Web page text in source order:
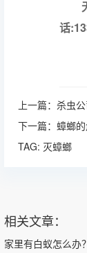
话
上一篇： 杀虫
下一篇： 蟑螂
TAG: 灭蟑螂
相关文章：
家里有白蚁怎么办